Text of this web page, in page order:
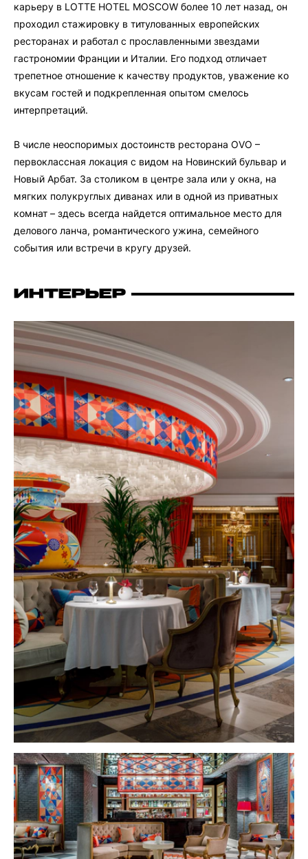
карьеру в LOTTE HOTEL MOSCOW более 10 лет назад, он
проходил стажировку в титулованных европейских
ресторанах и работал с прославленными звездами
гастрономии Франции и Италии. Его подход отличает
трепетное отношение к качеству продуктов, уважение ко
вкусам гостей и подкрепленная опытом смелось
интерпретаций.
В числе неоспоримых достоинств ресторана OVO –
первоклассная локация с видом на Новинский бульвар и
Новый Арбат. За столиком в центре зала или у окна, на
мягких полукруглых диванах или в одной из приватных
комнат – здесь всегда найдется оптимальное место для
делового ланча, романтического ужина, семейного
события или встречи в кругу друзей.
ИНТЕРЬЕР